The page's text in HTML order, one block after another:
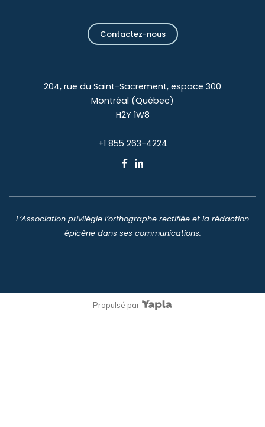
Contactez-nous
204, rue du Saint-Sacrement, espace 300
Montréal (Québec)
H2Y 1W8
+1 855 263-4224
L’Association privilégie l’orthographe rectifiée et la rédaction
épicène dans ses communications.
Propulsé par